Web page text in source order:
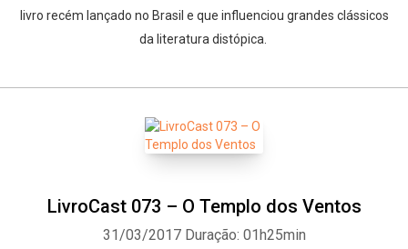
livro recém lançado no Brasil e que influenciou grandes clássicos
da literatura distópica.
LivroCast 073 – O Templo dos Ventos
31/03/2017 Duração: 01h25min